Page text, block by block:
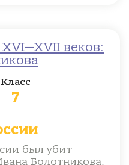
веков:
Класс
7
был убит
Болотникова.